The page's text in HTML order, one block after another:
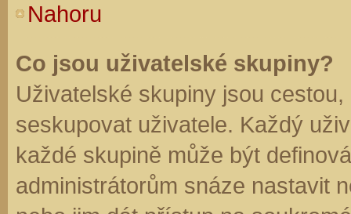
Nahoru
Co jsou uživatelské skupiny?
Uživatelské skupiny jsou
seskupovat uživatele. Každý
každé skupině může být
administrátorům snáze nastavit